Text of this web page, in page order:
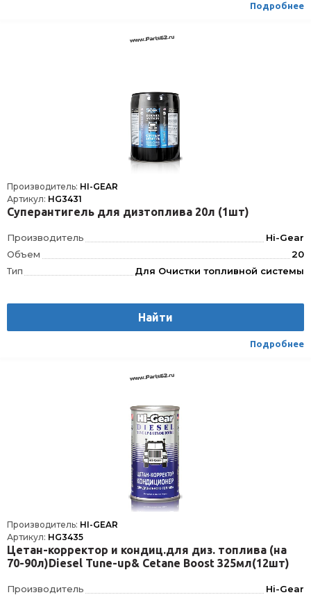
Подробнее
Производитель: HI-GEAR
Артикул: HG3431
Суперантигель для дизтоплива 20л (1шт)
Производитель
Hi-Gear
Объем
20
Тип
Для Очистки топливной системы
Найти
Подробнее
Производитель: HI-GEAR
Артикул: HG3435
Цетан-корректор и кондиц.для диз. топлива (на
70-90л)Diesel Tune-up& Cetane Boost 325мл(12шт)
Производитель
Hi-Gear